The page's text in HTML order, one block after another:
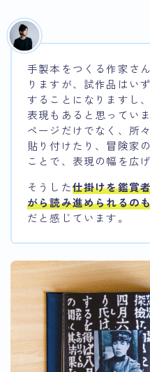
手製本をつくる作家さ
りますが、試作品はい
することになりますし
表現もあると思ってい
ページだけでなく、所
貼り付けたり、冒険家
ことで、表現の幅を広
そうした仕掛けを鑑賞
がら読み進められるの
だと感じています。